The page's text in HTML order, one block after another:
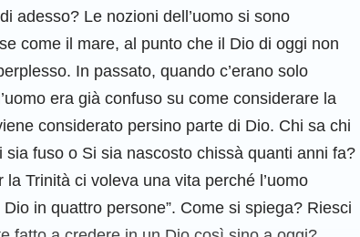
adesso? Le nozioni dell’uomo si sono
come il mare, al punto che il Dio di oggi non
In passato, quando c’erano solo
era già confuso su come considerare la
considerato persino parte di Dio. Chi sa chi
fuso o Si sia nascosto chissà quanti anni fa?
Trinità ci voleva una vita perché l’uomo
in quattro persone”. Come si spiega? Riesci